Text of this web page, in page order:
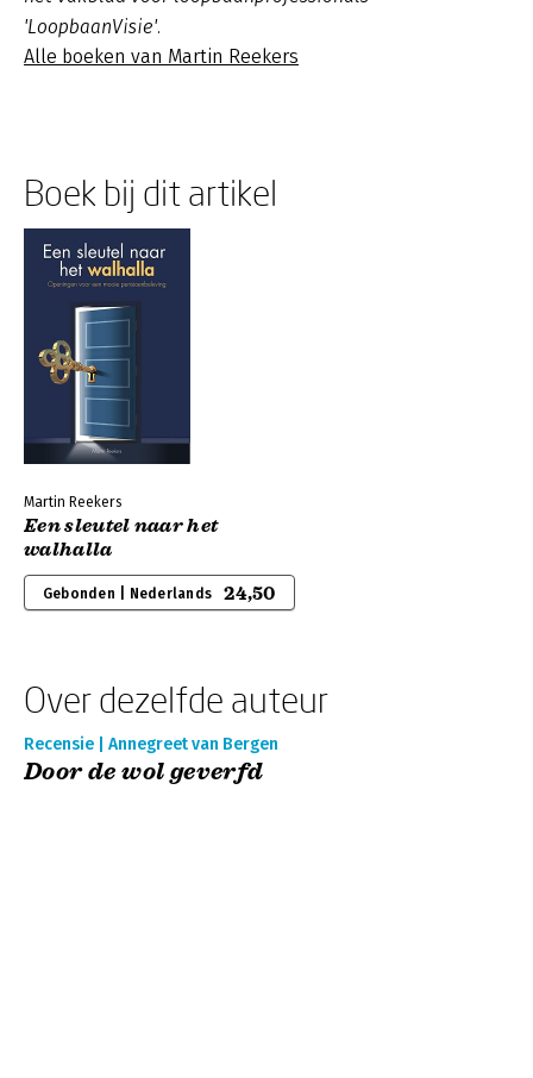
'LoopbaanVisie'.
Alle boeken van Martin Reekers
Boek bij dit artikel
Martin Reekers
Een sleutel naar het
walhalla
Gebonden | Nederlands 24,50
Over dezelfde auteur
Recensie | Annegreet van Bergen
Door de wol geverfd